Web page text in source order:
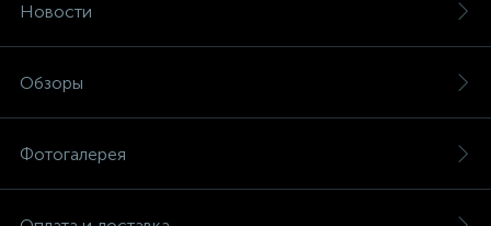
Новости
Обзоры
Фотогалерея